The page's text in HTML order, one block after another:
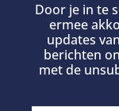
Door je in te
ermee
updates
berichten
met de